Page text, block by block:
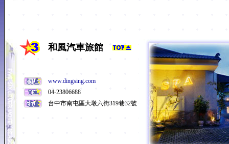
和風汽車旅館
www.dingsing.com
04-23806688
台中市南屯區大墩六街319巷32號